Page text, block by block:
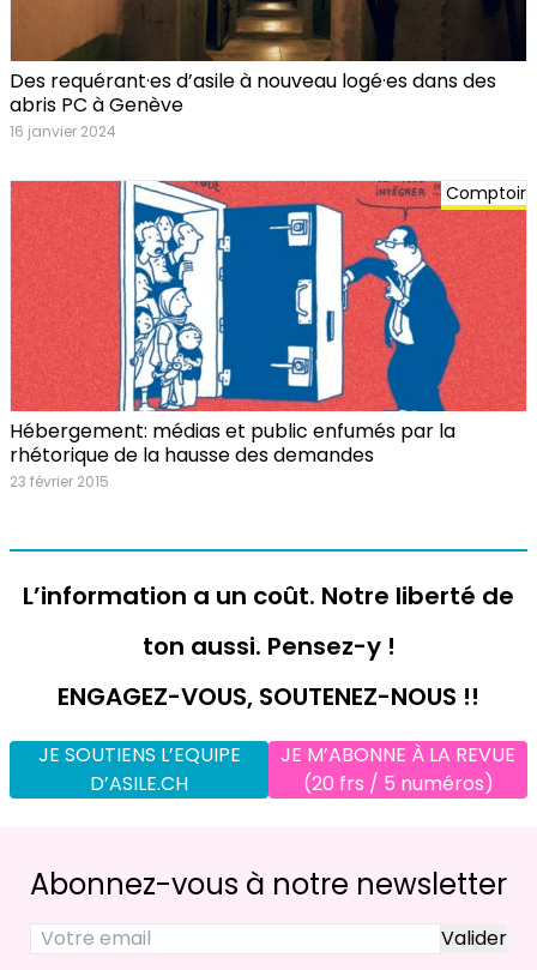
Des requérant·es d’asile à nouveau logé·es dans des
abris PC à Genève
16 janvier 2024
Comptoir
Hébergement: médias et public enfumés par la
rhétorique de la hausse des demandes
23 février 2015
L’information a un coût. Notre liberté de
ton aussi. Pensez-y !
ENGAGEZ-VOUS, SOUTENEZ-NOUS !!
JE SOUTIENS L’EQUIPE
D’ASILE.CH
JE M’ABONNE À LA REVUE
(20 frs / 5 numéros)
Abonnez-vous à notre newsletter